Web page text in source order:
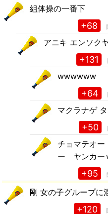
組体操の一番下
+68
アニキ エンソク
+131
wwwwww
+64
マクラナゲ タ
+50
チョマテオ
ー ヤンカー
+95
剛 女の子グループに
+120